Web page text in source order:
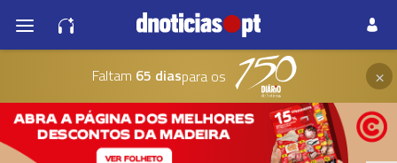
Faltam 65 diaspara os ×